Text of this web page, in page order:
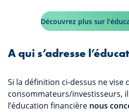
Découvrez plus sur
A qui s’adresse
Si la définition ci-dessus ne vise
consommateurs/investisseurs,
l’éducation financière nous